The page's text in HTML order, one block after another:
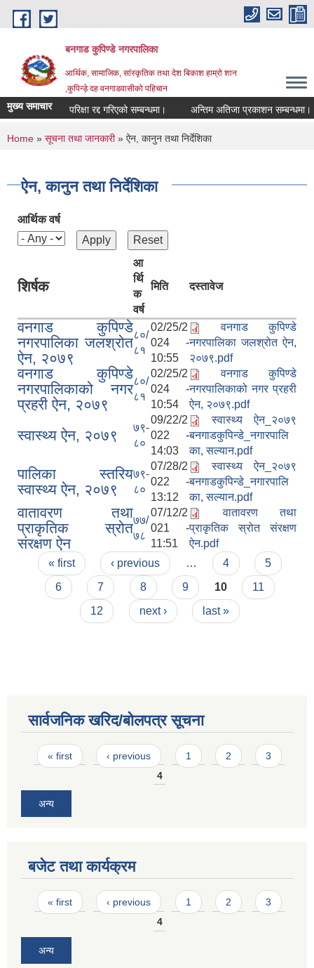
Skip to main content
बनगाड कुपिण्डे नगरपालिका
आर्थिक, सामाजिक, सांस्कृतिक तथा देश बिकाश हाम्रो शान
,कुपिन्ड़े दह वनगाडवासीको पहिचान
मुख्य समाचार परिक्षा रद्द गरिएको सम्बन्धमा। अन्तिम अतिजा प्रकाशन सम्बन्धमा।
You are here
Home » सूचना तथा जानकारी» ऐन, कानुन तथा निर्देशिका
ऐन, कानुन तथा निर्देशिका
आर्थिक वर्ष
शिर्षक
आ
र्थि
क
वर्ष
मिति दस्तावेज
वनगाड कुपिण्डे
नगरपालिका जलश्रोत
ऐन, २०७९
८०/
८१
02/25/2
024 -
10:55
वनगाड कुपिण्डे
नगरपालिका जलश्रोत ऐन,
२०७९.pdf
वनगाड कुपिण्डे
नगरपालिकाको नगर
प्रहरी ऐन, २०७९
८०/
८१
02/25/2
024 -
10:54
वनगाड कुपिण्डे
नगरपालिकाको नगर प्रहरी
ऐन, २०७९.pdf
स्वास्थ्य ऐन, २०७९
७९-
८०
09/22/2
022 -
14:03
स्वास्थ्य ऐन_२०७९
बनगाडकुपिन्डे_नगारपालि
का, सल्यान.pdf
पालिका स्तरिय
स्वास्थ्य ऐन, २०७९
७९-
८०
07/28/2
022 -
13:12
स्वास्थ्य ऐन_२०७९
बनगाडकुपिन्डे_नगारपालि
का, सल्यान.pdf
वातावरण तथा
प्राकृतिक स्रोत
संरक्षण ऐन
७७/
७८
07/12/2
021 -
11:51
वातावरण तथा
प्राकृतिक स्रोत संरक्षण
ऐन.pdf
Pages
« first ‹ previous … 4
5
6
7 8 9 10
11
12
next › last »
सार्वजनिक खरिद/बोलपत्र सूचना
Pages
« first ‹ previous 1 2
3
4
अन्य
बजेट तथा कार्यक्रम
Pages
« first ‹ previous 1 2
3
4
अन्य